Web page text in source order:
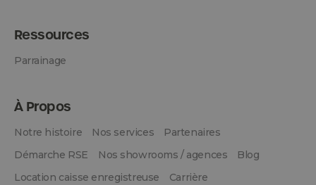
Ressources
Parrainage
À Propos
Notre histoire Nos services
Partenaires
Démarche RSE
Nos showrooms / agences
Blog
Location caisse enregistreuse
Carrière